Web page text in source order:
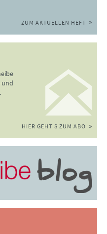
ZUM AKTUELLEN HEFT
und
HIER GEHT'S ZUM ABO